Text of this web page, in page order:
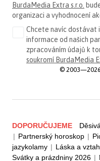
BurdaMedia Extra s.r.o.
organizaci a vyhodnocení
Chcete navíc dostávat
informace od našich
zpracováním údajů k
soukromí BurdaMedia
© 2003—2026
DOPORUČUJEME
| Partnerský horoskop |
jazykolamy | Láska a
Svátky a prázdniny 2026 |